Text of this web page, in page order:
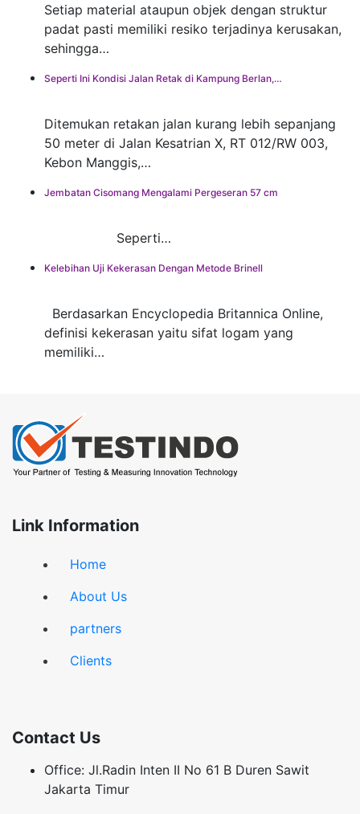
Setiap material ataupun objek dengan struktur
padat pasti memiliki resiko terjadinya kerusakan,
sehingga…
Seperti Ini Kondisi Jalan Retak di Kampung Berlan,…
Ditemukan retakan jalan kurang lebih sepanjang
50 meter di Jalan Kesatrian X, RT 012/RW 003,
Kebon Manggis,…
Jembatan Cisomang Mengalami Pergeseran 57 cm
Seperti…
Kelebihan Uji Kekerasan Dengan Metode Brinell
Berdasarkan Encyclopedia Britannica Online,
definisi kekerasan yaitu sifat logam yang
memiliki…
Link Information
Home
About Us
partners
Clients
Contact Us
Office: Jl.Radin Inten II No 61 B Duren Sawit
Jakarta Timur